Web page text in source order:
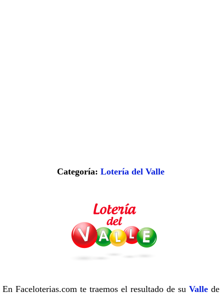
Categoría:Lotería del Valle
En Faceloterias.com te traemos el resultado de su Vallede